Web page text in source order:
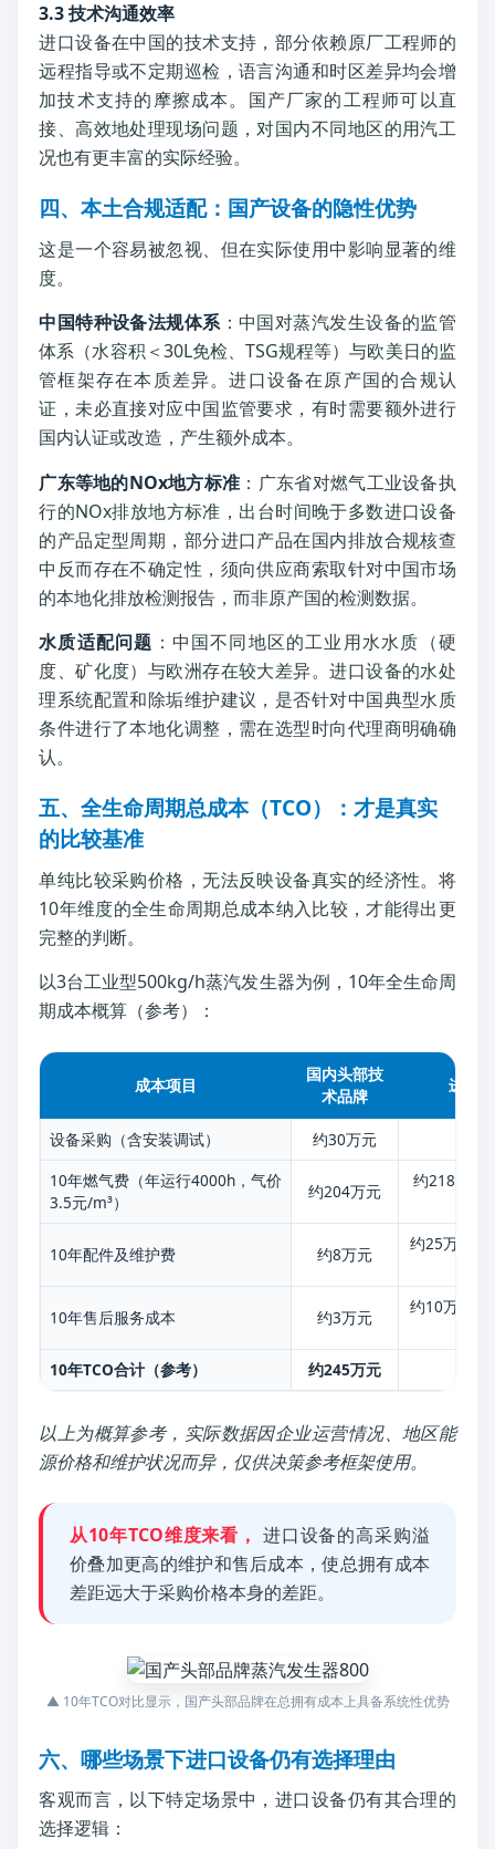
3.3 技术沟通效率
进口设备在中国的技术支持，部分依赖原厂工程师的
远程指导或不定期巡检，语言沟通和时区差异均会增
加技术支持的摩擦成本。国产厂家的工程师可以直
接、高效地处理现场问题，对国内不同地区的用汽工
况也有更丰富的实际经验。
四、本土合规适配：国产设备的隐性优势
这是一个容易被忽视、但在实际使用中影响显著的维
度。
中国特种设备法规体系：中国对蒸汽发生设备的监管
体系（水容积＜30L免检、TSG规程等）与欧美日的监
管框架存在本质差异。进口设备在原产国的合规认
证，未必直接对应中国监管要求，有时需要额外进行
国内认证或改造，产生额外成本。
广东等地的NOx地方标准 ：广东省对燃气工业设备执
行的NOx排放地方标准，出台时间晚于多数进口设备
的产品定型周期，部分进口产品在国内排放合规核查
中反而存在不确定性，须向供应商索取针对中国市场
的本地化排放检测报告，而非原产国的检测数据。
水质适配问题 ：中国不同地区的工业用水水质（硬
度、矿化度）与欧洲存在较大差异。进口设备的水处
理系统配置和除垢维护建议，是否针对中国典型水质
条件进行了本地化调整，需在选型时向代理商明确确
认。
五、全生命周期总成本（TCO）：才是真实
的比较基准
单纯比较采购价格，无法反映设备真实的经济性。将
10年维度的全生命周期总成本纳入比较，才能得出更
完整的判断。
以3台工业型500kg/h蒸汽发生器为例，10年全生命周
期成本概算（参考）：
成本项目
国内头部技
术品牌
进口
设备采购（含安装调试） 约30万元
10年燃气费（年运行4000h，气价
3.5元/m³）
约204万元
约218万元
10年配件及维护费 约8万元
约25万元（
10年售后服务成本 约3万元
约10万元（
10年TCO合计（参考）
约245万元
以上为概算参考，实际数据因企业运营情况、地区能
源价格和维护状况而异，仅供决策参考框架使用。
从10年TCO维度来看， 进口设备的高采购溢
价叠加更高的维护和售后成本，使总拥有成本
差距远大于采购价格本身的差距。
▲ 10年TCO对比显示，国产头部品牌在总拥有成本上具备系统性优势
六、哪些场景下进口设备仍有选择理由
客观而言，以下特定场景中，进口设备仍有其合理的
选择逻辑：